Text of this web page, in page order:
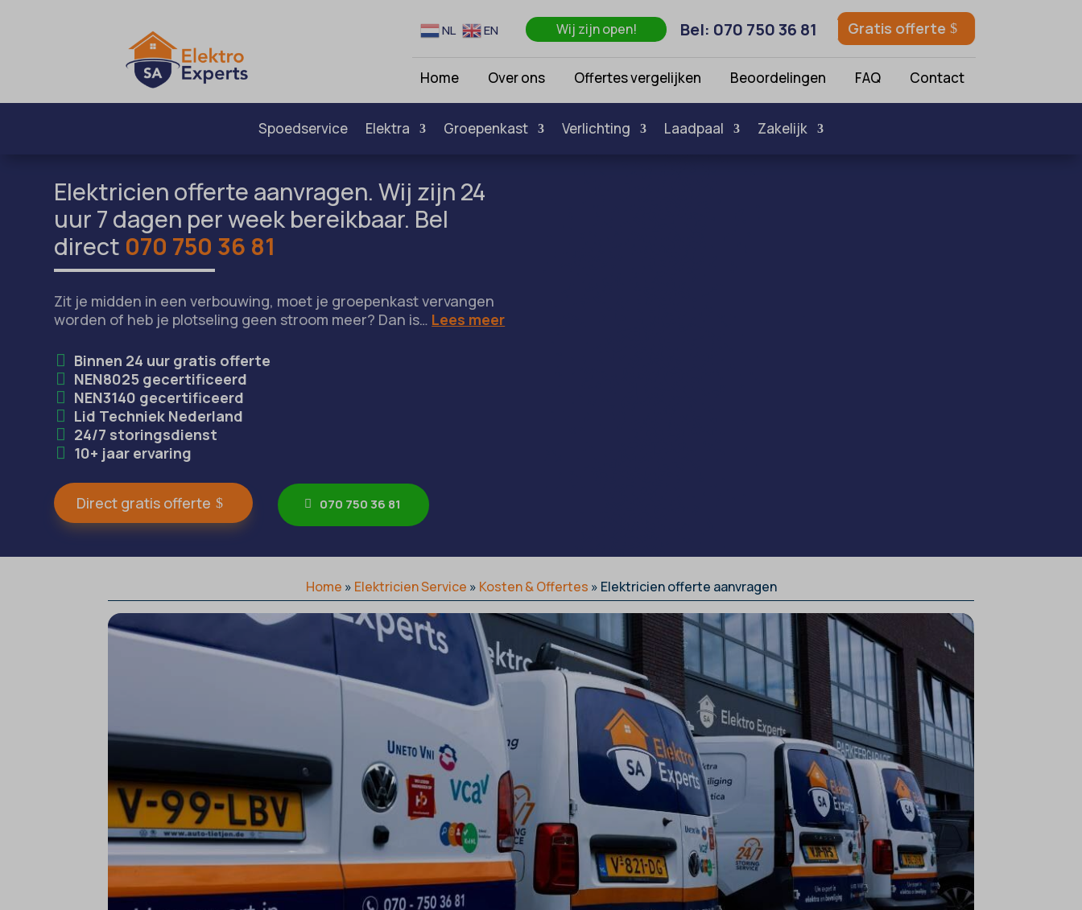
Gratis offerte
Bel: 070 750 36 81
Wij zijn open!
NL EN
Home Over ons Offertes vergelijken Beoordelingen FAQ Contact
Spoedservice Elektra Groepenkast Verlichting Laadpaal Zakelijk
Elektricien offerte aanvragen. Wij zijn 24
uur 7 dagen per week bereikbaar. Bel
direct 070 750 36 81
Zit je midden in een verbouwing, moet je groepenkast vervangen
worden of heb je plotseling geen stroom meer? Dan is… Lees meer
Binnen 24 uur gratis offerte
NEN8025 gecertificeerd
NEN3140 gecertificeerd
Lid Techniek Nederland
24/7 storingsdienst
10+ jaar ervaring
Direct gratis offerte 070 750 36 81
Home » Elektricien Service » Kosten & Offertes » Elektricien offerte aanvragen